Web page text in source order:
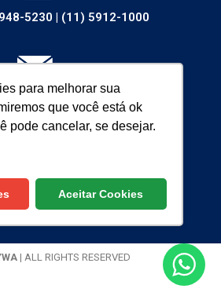
para melhorar sua
que você está ok
pode cancelar, se desejar.
Aceitar Cookies
5230 | (11) 5912-1000
| ALL RIGHTS RESERVED